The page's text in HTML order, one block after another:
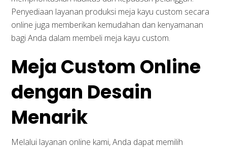
Penyediaan layanan produksi meja kayu custom secara
online juga memberikan kemudahan dan kenyamanan
bagi Anda dalam membeli meja kayu custom.
Meja Custom Online
dengan Desain
Menarik
Melalui layanan online kami, Anda dapat memilih